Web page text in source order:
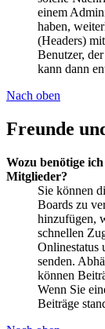
einem
haben,
(Headers)
Benutzer,
kann dann
Nach oben
Freunde
Wozu benötige
Mitglieder?
Sie können
Boards zu
hinzufügen,
schnellen
Onlinestatus
senden.
können
Wenn Sie
Beiträge